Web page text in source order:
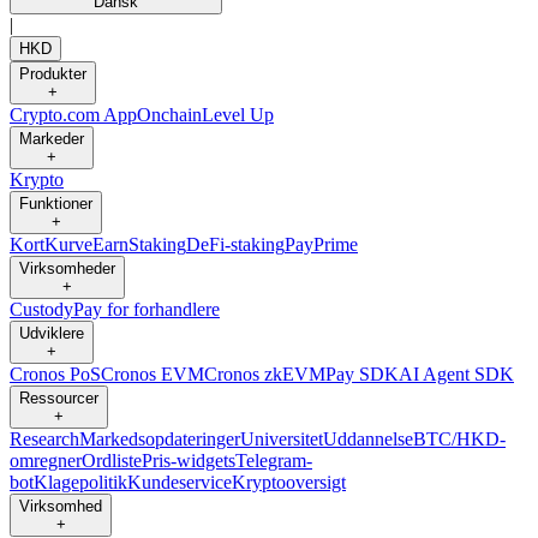
|
HKD
Produkter
+
Crypto.com AppOnchainLevel Up
Markeder
+
Krypto
Funktioner
+
KortKurveEarnStakingDeFi-stakingPayPrime
Virksomheder
+
CustodyPay for forhandlere
Udviklere
+
Cronos PoSCronos EVMCronos zkEVMPay SDKAI Agent SDK
Ressourcer
+
ResearchMarkedsopdateringerUniversitetUddannelseBTC/HKD-
omregnerOrdlistePris-widgetsTelegram-
botKlagepolitikKundeserviceKryptooversigt
Virksomhed
+